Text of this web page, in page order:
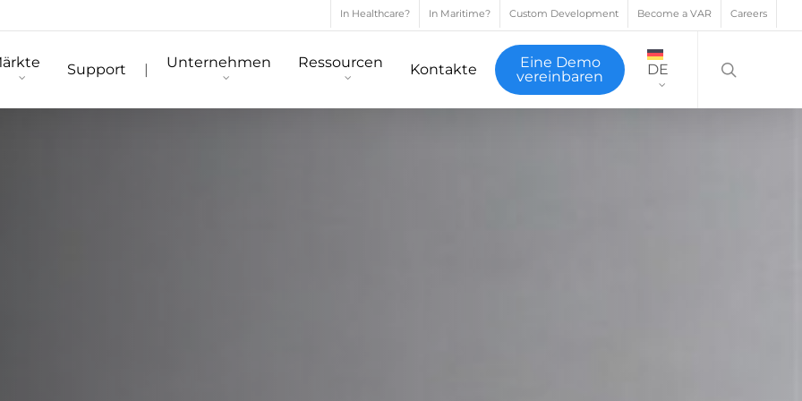
In Healthcare? In Maritime? Custom Development Become a VAR Careers
Support | Unternehmen Ressourcen Kontakte
Eine Demo
vereinbaren
DE